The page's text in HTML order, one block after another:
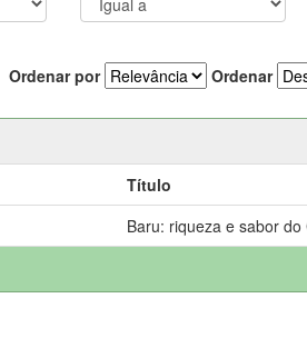
Ordenar por Ordenar
Título
Baru: riqueza e sabor do